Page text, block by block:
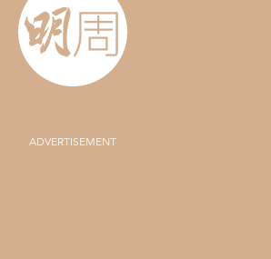
ADVERTISEMENT